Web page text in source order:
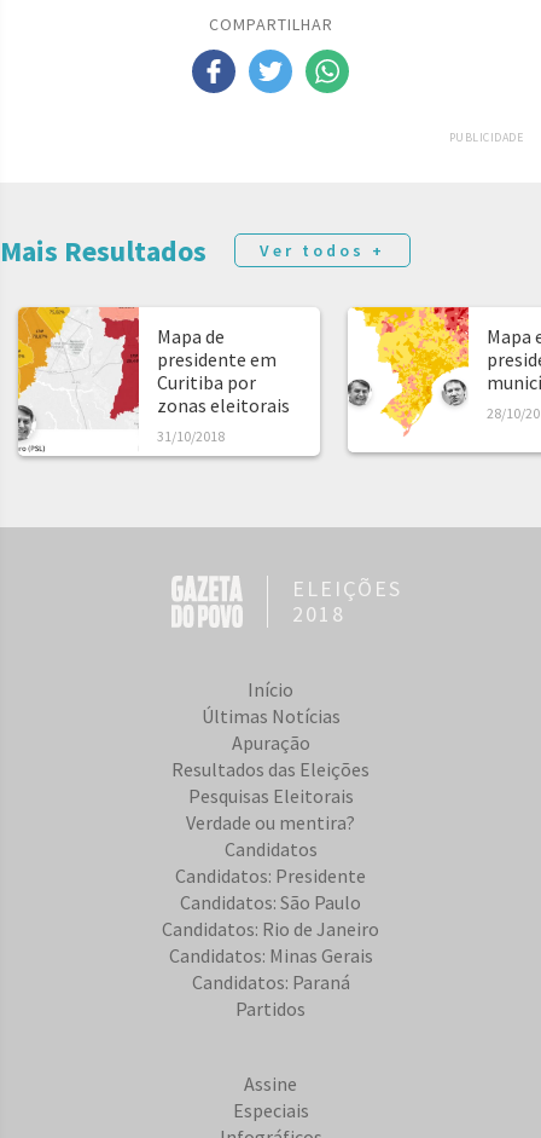
COMPARTILHAR
PUBLICIDADE
Mais Resultados Ver todos +
Mapa de
presidente em
Curitiba por
zonas eleitorais
31/10/2018
Mapa
28/10/
ELEIÇÕES
2018
Início
Últimas Notícias
Apuração
Resultados das Eleições
Pesquisas Eleitorais
Verdade ou mentira?
Candidatos
Candidatos: Presidente
Candidatos: São Paulo
Candidatos: Rio de Janeiro
Candidatos: Minas Gerais
Candidatos: Paraná
Partidos
Assine
Especiais